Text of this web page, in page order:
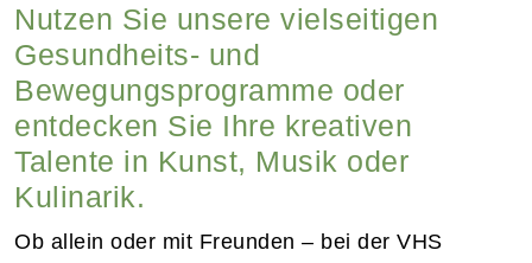
Nutzen Sie unsere vielseitigen
Gesundheits- und
Bewegungsprogramme oder
entdecken Sie Ihre kreativen
Talente in Kunst, Musik oder
Kulinarik.
Ob allein oder mit Freunden – bei der VHS